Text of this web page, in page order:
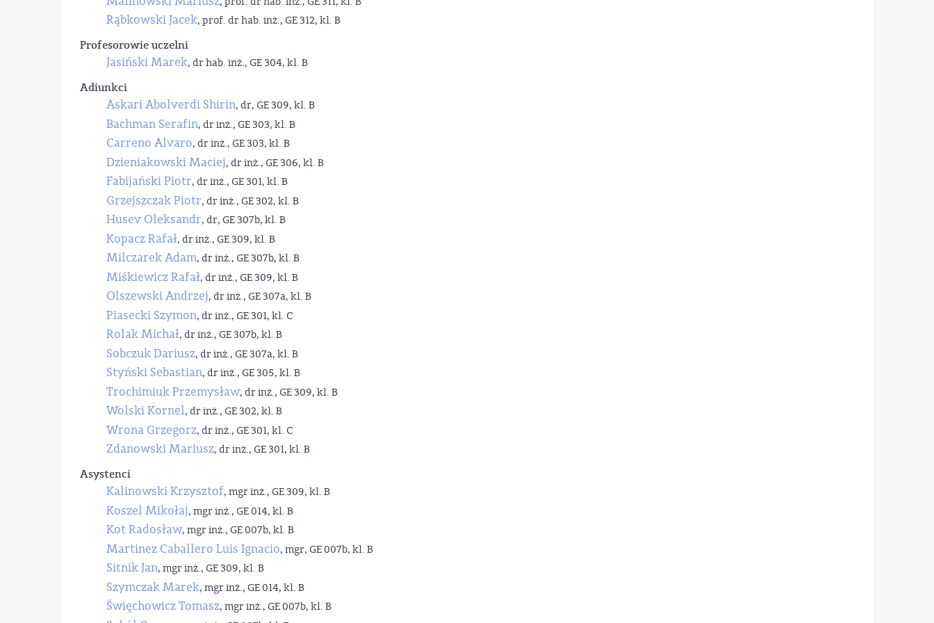
Rąbkowski Jacek, prof. dr hab. inż., GE 312, kl. B
Profesorowie uczelni
Jasiński Marek, dr hab. inż., GE 304, kl. B
Adiunkci
Askari Abolverdi Shirin, dr, GE 309, kl. B
Bachman Serafin, dr inż., GE 303, kl. B
Carreno Alvaro, dr inż., GE 303, kl. B
Dzieniakowski Maciej, dr inż., GE 306, kl. B
Fabijański Piotr, dr inż., GE 301, kl. B
Grzejszczak Piotr, dr inż., GE 302, kl. B
Husev Oleksandr, dr, GE 307b, kl. B
Kopacz Rafał, dr inż., GE 309, kl. B
Milczarek Adam, dr inż., GE 307b, kl. B
Miśkiewicz Rafał, dr inż., GE 309, kl. B
Olszewski Andrzej, dr inż., GE 307a, kl. B
Piasecki Szymon, dr inż., GE 301, kl. C
Rolak Michał, dr inż., GE 307b, kl. B
Sobczuk Dariusz, dr inż., GE 307a, kl. B
Styński Sebastian, dr inż., GE 305, kl. B
Trochimiuk Przemysław, dr inż., GE 309, kl. B
Wolski Kornel, dr inż., GE 302, kl. B
Wrona Grzegorz, dr inż., GE 301, kl. C
Zdanowski Mariusz, dr inż., GE 301, kl. B
Asystenci
Kalinowski Krzysztof, mgr inż., GE 309, kl. B
Koszel Mikołaj, mgr inż., GE 014, kl. B
Kot Radosław, mgr inż., GE 007b, kl. B
Martinez Caballero Luis Ignacio, mgr, GE 007b, kl. B
Sitnik Jan, mgr inż., GE 309, kl. B
Szymczak Marek, mgr inż., GE 014, kl. B
Święchowicz Tomasz, mgr inż., GE 007b, kl. B